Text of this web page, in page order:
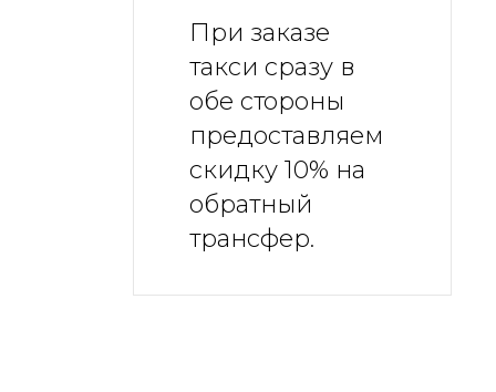
При заказе
такси сразу в
обе стороны
предоставляем
скидку 10% на
обратный
трансфер.